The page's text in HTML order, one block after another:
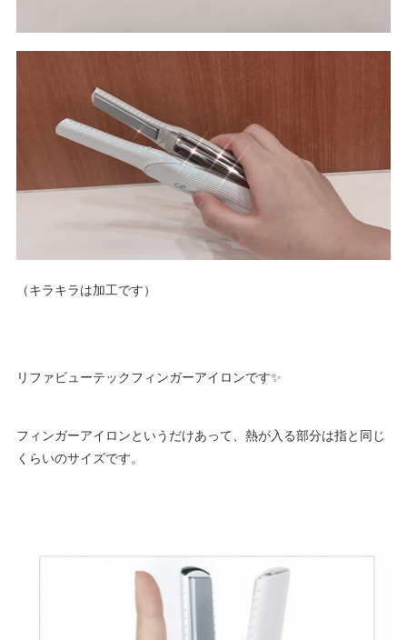
（キラキラは加工です）
リファビューテックフィンガーアイロンです✨
フィンガーアイロンというだけあって、熱が入る部分は指と同じ
くらいのサイズです。